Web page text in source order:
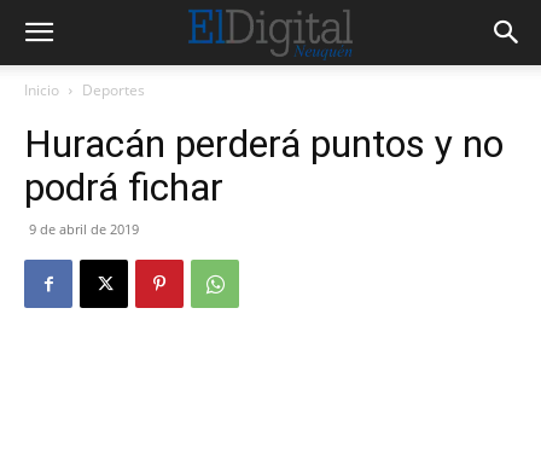
Inicio Deportes
Huracán perderá puntos y no
podrá fichar
9 de abril de 2019